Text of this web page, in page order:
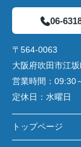
06-
〒564-0063
大阪府吹田市江
営業時間： 09:30
定休日： 水曜日
トップページ